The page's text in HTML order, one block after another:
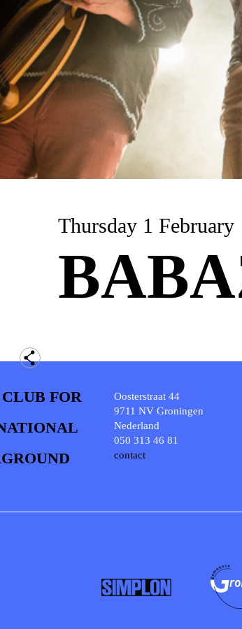
Thursday 1 February
FOR
Oosterstraat 44
9711 NV Groningen
Nederland
050 313 46 81
contact